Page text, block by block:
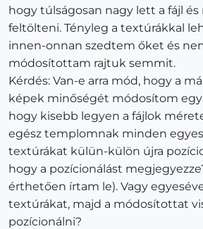
hogy túlságosan nagy lett a fájl
feltölteni. Tényleg a textúrákkal
innen-onnan szedtem őket és
módosítottam rajtuk semmit.
Kérdés: Van-e arra mód, hogy a
képek minőségét módosítom egy
hogy kisebb legyen a fájlok
egész templomnak minden egyes
textúrákat külün-külön újra
hogy a pozícionálást
érthetően írtam le). Vagy
textúrákat, majd a módosítottat
pozícionálni?